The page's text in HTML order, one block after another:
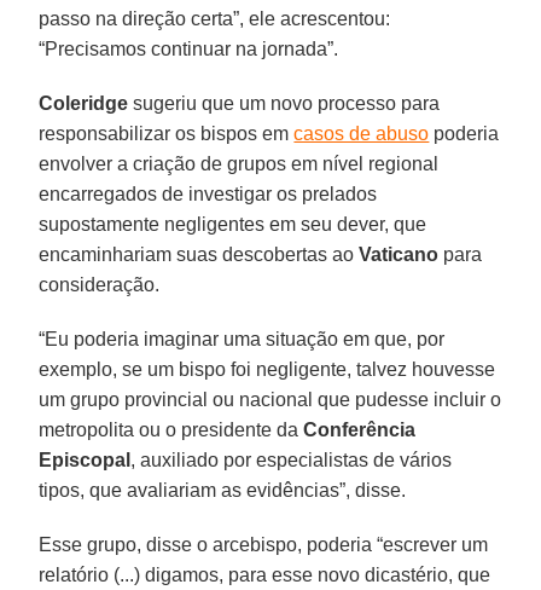
passo na direção certa”, ele acrescentou:
“Precisamos continuar na jornada”.
Coleridge sugeriu que um novo processo para
responsabilizar os bispos emcasos de abuso poderia
envolver a criação de grupos em nível regional
encarregados de investigar os prelados
supostamente negligentes em seu dever, que
encaminhariam suas descobertas aoVaticano para
consideração.
“Eu poderia imaginar uma situação em que, por
exemplo, se um bispo foi negligente, talvez houvesse
um grupo provincial ou nacional que pudesse incluir o
metropolita ou o presidente daConferência
Episcopal , auxiliado por especialistas de vários
tipos, que avaliariam as evidências”, disse.
Esse grupo, disse o arcebispo, poderia “escrever um
relatório (...) digamos, para esse novo dicastério, que